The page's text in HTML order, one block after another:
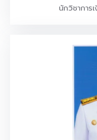
นักวิชาการ